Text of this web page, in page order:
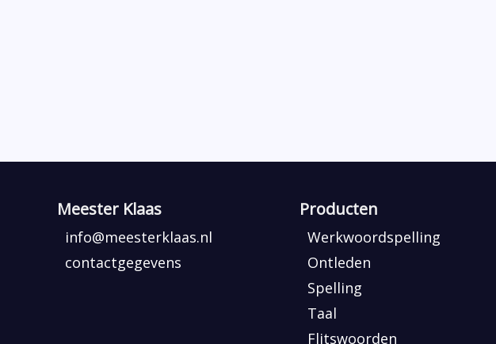
Meester Klaas
info@meesterklaas.nl
contactgegevens
Producten
Werkwoordspelling
Ontleden
Spelling
Taal
Flitswoorden